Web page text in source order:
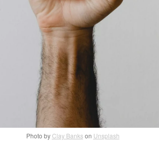
Photo byClay Banks on Unsplash